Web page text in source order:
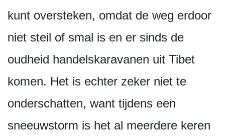
kunt oversteken, omdat de weg erdoor
niet steil of smal is en er sinds de
oudheid handelskaravanen uit Tibet
komen. Het is echter zeker niet te
onderschatten, want tijdens een
sneeuwstorm is het al meerdere keren